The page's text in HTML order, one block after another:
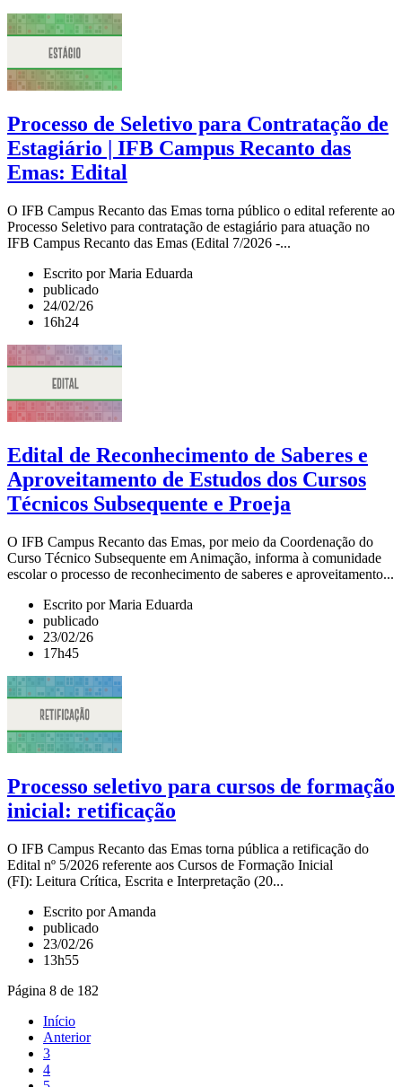
Processo de Seletivo para Contratação de
Estagiário | IFB Campus Recanto das
Emas: Edital
O IFB Campus Recanto das Emas torna público o edital referente ao
Processo Seletivo para contratação de estagiário para atuação no
IFB Campus Recanto das Emas (Edital 7/2026 -...
Escrito por Maria Eduarda
publicado
24/02/26
16h24
Edital de Reconhecimento de Saberes e
Aproveitamento de Estudos dos Cursos
Técnicos Subsequente e Proeja
O IFB Campus Recanto das Emas, por meio da Coordenação do
Curso Técnico Subsequente em Animação, informa à comunidade
escolar o processo de reconhecimento de saberes e aproveitamento...
Escrito por Maria Eduarda
publicado
23/02/26
17h45
Processo seletivo para cursos de formação
inicial: retificação
O IFB Campus Recanto das Emas torna pública a retificação do
Edital nº 5/2026 referente aos Cursos de Formação Inicial
(FI): Leitura Crítica, Escrita e Interpretação (20...
Escrito por Amanda
publicado
23/02/26
13h55
Página 8 de 182
Início
Anterior
3
4